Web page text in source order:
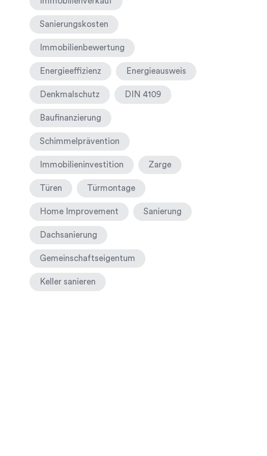
Sanierungskosten
Immobilienbewertung
Energieeffizienz Energieausweis
Denkmalschutz DIN 4109
Baufinanzierung
Schimmelprävention
Immobilieninvestition Zarge
Türen Türmontage
Home Improvement Sanierung
Dachsanierung
Gemeinschaftseigentum
Keller sanieren